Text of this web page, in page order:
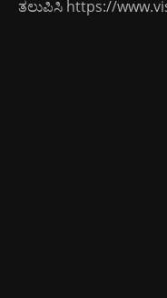
ತಲುಪಿಸಿ https://